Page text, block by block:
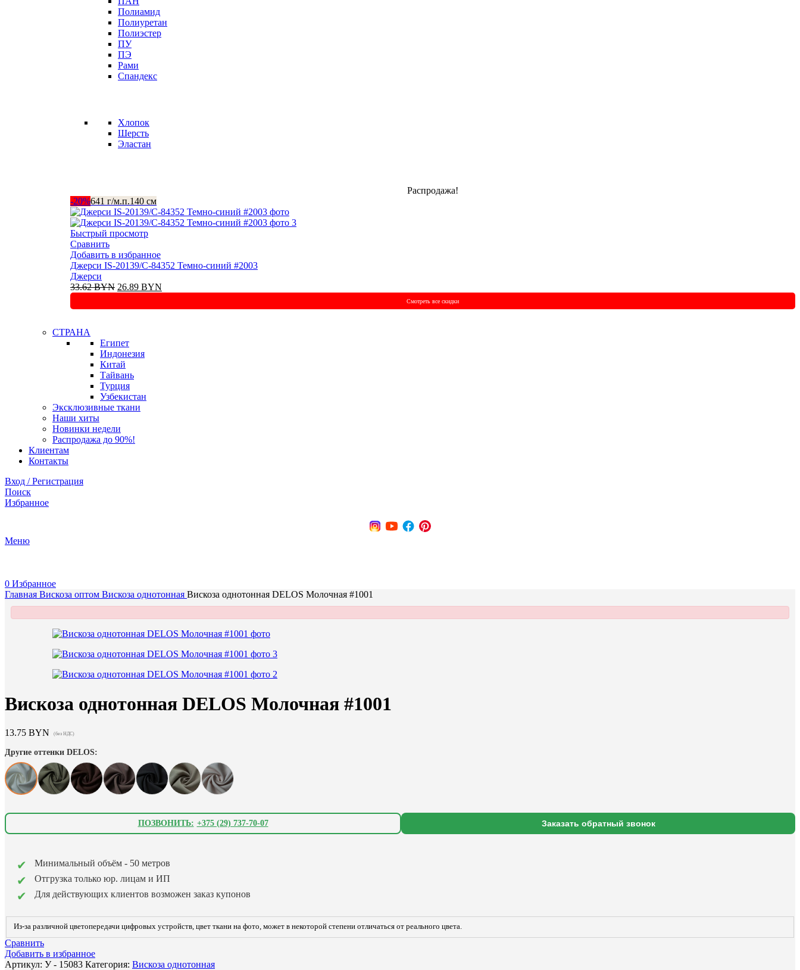
Полиамид
Полиуретан
Полиэстер
ПУ
ПЭ
Рами
Спандекс
Хлопок
Шерсть
Эластан
Распродажа!
-20%641 г/м.п.140 см
Быстрый просмотр
Сравнить
Добавить в избранное
Джерси IS-20139/C-84352 Темно-синий #2003
Джерси
33.62BYN Первоначальная
составляла
26.89 BYN
26.89 BYN.
Смотреть все скидки
СТРАНА
Египет
Индонезия
Китай
Тайвань
Турция
Узбекистан
Эксклюзивные ткани
Наши хиты
Новинки недели
Распродажа до 90%!
Клиентам
Контакты
Вход / Регистрация
Поиск
Избранное
Меню
0 Избранное
Главная Вискоза оптом Вискоза однотонная Вискоза однотонная DELOS Молочная #1001
Вискоза однотонная DELOS Молочная #1001
13.75 BYN (без НДС)
Другие оттенки DELOS:
ПОЗВОНИТЬ: +375 (29) 737-70-07 Заказать обратный звонок
Минимальный объём - 50 метров
Отгрузка только юр. лицам и ИП
Для действующих клиентов возможен заказ купонов
Из-за различной цветопередачи цифровых устройств, цвет ткани на фото, может в некоторой степени отличаться от реального цвета.
Сравнить
Добавить в избранное
Артикул: У - 15083 Категория: Вискоза однотонная